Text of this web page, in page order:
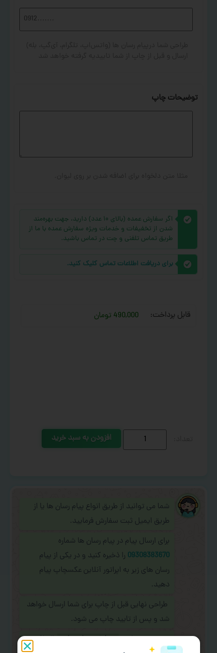
توضیحات چاپ
اگر سفارش عمده (بالای ۱۰ عدد) دارید، جهت بهره‌مند
شدن از تخفیفات و خدمات ویژه سفارش عمده با ما از
طریق تماس تلفنی و چت در تماس باشید.
برای دریافت اطلاعات تماس کلیک کنید.
قابل پرداخت: 490,000 تومان
افزودن به سبد خرید
شما می توانید از طریق انواع پیام رسان ها یا از
طریق ایمیل ثبت سفارش فرمایید.
برای ارسال پیام در پیام رسان ها شماره
09308383670 را ذخیره کنید و در یکی از پیام
رسان های زیر به اپراتور آنلاین عکسچاپ پیام
دهید.
طراحی نهایی قبل از چاپ برای شما ارسال خواهد
شد و پس از تایید چاپ می شود.
در صورت نیاز به سفارشی سازی طرح (اضافه